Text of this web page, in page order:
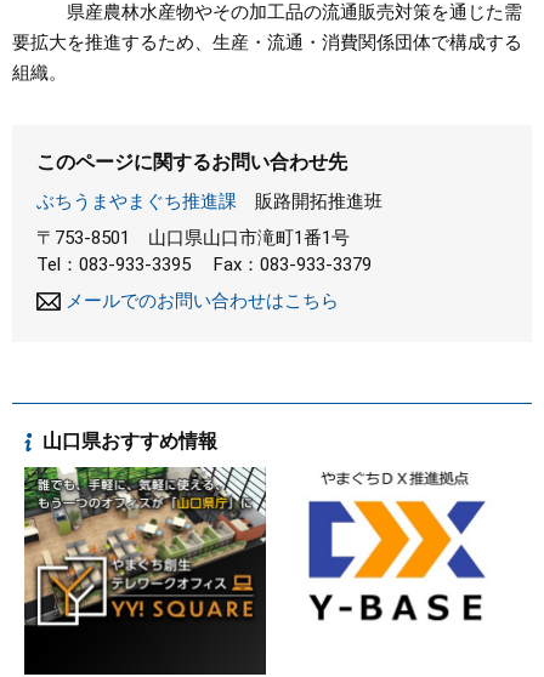
県産農林水産物やその加工品の流通販売対策を通じた需
要拡大を推進するため、生産・流通・消費関係団体で構成する
組織。
このページに関するお問い合わせ先
ぶちうまやまぐち推進課
販路開拓推進班
〒753-8501
山口県山口市滝町1番1号
Tel：083-933-3395
Fax：083-933-3379
メールでのお問い合わせはこちら
山口県おすすめ情報